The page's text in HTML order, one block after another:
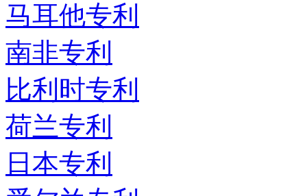
马耳他专利
南非专利
比利时专利
荷兰专利
日本专利